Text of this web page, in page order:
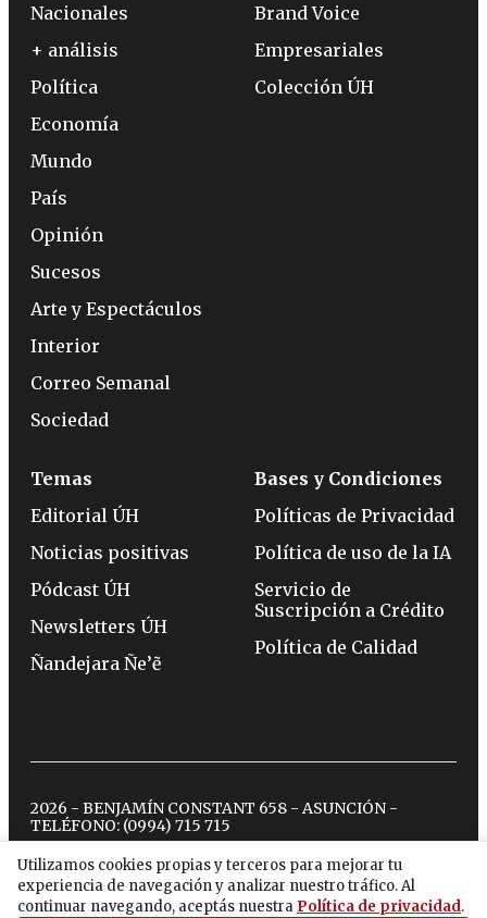
Utilizamos cookies propias y terceros para mejorar tu
experiencia de navegación y analizar nuestro tráfico. Al
continuar navegando, aceptás nuestra Política de privacidad.
Nacionales
+ análisis
Política
Economía
Mundo
País
Opinión
Sucesos
Arte y Espectáculos
Interior
Correo Semanal
Sociedad
Brand Voice
Empresariales
Colección ÚH
Temas
Editorial ÚH
Noticias positivas
Pódcast ÚH
Newsletters ÚH
Ñandejara Ñe’ẽ
Bases y Condiciones
Políticas de Privacidad
Política de uso de la IA
Servicio de
Suscripción a Crédito
Política de Calidad
2026 - BENJAMÍN CONSTANT 658 - ASUNCIÓN -
TELÉFONO: (0994) 715 715
twitterinstagram
facebook
tiktokyoutubespotify